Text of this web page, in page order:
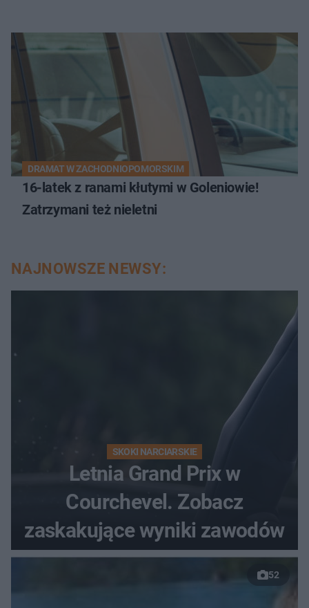
DRAMAT W ZACHODNIOPOMORSKIM
16-latek z ranami kłutymi w Goleniowie!
Zatrzymani też nieletni
NAJNOWSZE NEWSY:
SKOKI NARCIARSKIE
Letnia Grand Prix w
Courchevel. Zobacz
zaskakujące wyniki zawodów
52